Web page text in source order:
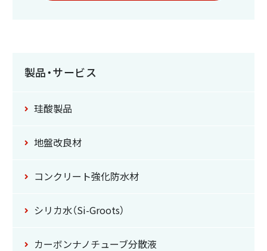
製品・サービス
珪酸製品
地盤改良材
コンクリート強化防水材
シリカ水（Si-Groots）
カーボンナノチューブ分散液